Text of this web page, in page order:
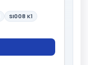
SI008 K1